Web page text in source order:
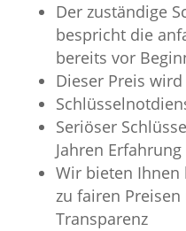
Der zuständige
bespricht die
bereits vor
Dieser Preis
Seriöser
Jahren Erfahrung
Wir bieten Ihnen
zu fairen
Transparenz